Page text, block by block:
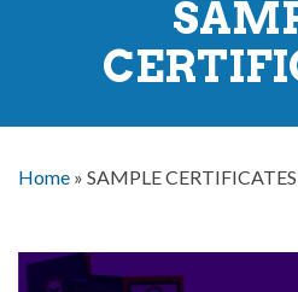
Home » SAMPLE CERTIFICATES